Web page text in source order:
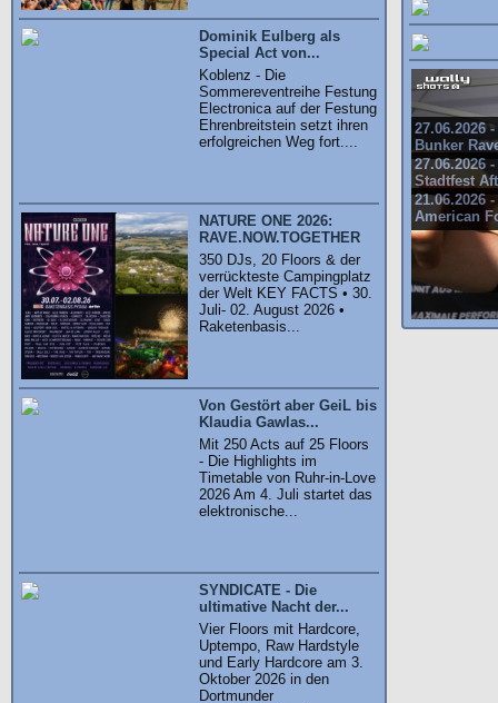
27.06.2026
Bunker
27.06.2026
Stadtfest
21.06.2026
American
Dominik Eulberg als
Special Act von...
Koblenz - Die
Sommereventreihe Festung
Electronica auf der Festung
Ehrenbreitstein setzt ihren
erfolgreichen Weg fort....
NATURE ONE 2026:
RAVE.NOW.TOGETHER
350 DJs, 20 Floors & der
verrückteste Campingplatz
der Welt KEY FACTS • 30.
Juli- 02. August 2026 •
Raketenbasis...
Von Gestört aber GeiL bis
Klaudia Gawlas...
Mit 250 Acts auf 25 Floors
- Die Highlights im
Timetable von Ruhr-in-Love
2026 Am 4. Juli startet das
elektronische...
SYNDICATE - Die
ultimative Nacht der...
Vier Floors mit Hardcore,
Uptempo, Raw Hardstyle
und Early Hardcore am 3.
Oktober 2026 in den
Dortmunder